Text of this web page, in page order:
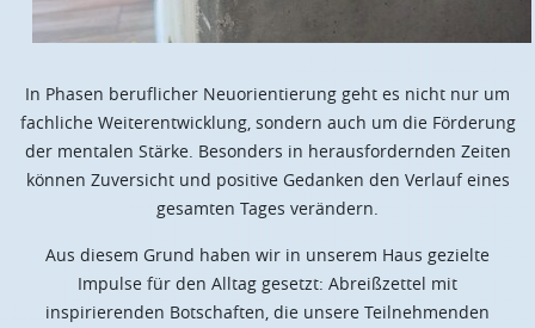
In Phasen beruflicher Neuorientierung geht es nicht nur um
fachliche Weiterentwicklung, sondern auch um die Förderung
der mentalen Stärke. Besonders in herausfordernden Zeiten
können Zuversicht und positive Gedanken den Verlauf eines
gesamten Tages verändern.
Aus diesem Grund haben wir in unserem Haus gezielte
Impulse für den Alltag gesetzt: Abreißzettel mit
inspirierenden Botschaften, die unsere Teilnehmenden